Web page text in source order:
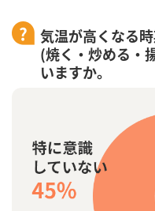
気温が高くなる
(焼く・炒める・
いますか。